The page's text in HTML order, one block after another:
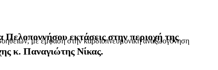
με έμφαση στην καρδιοπνευμονική αναζωογόνηση
εκτάσεις στην περιοχή της
κ. Παναγιώτης Νίκας.